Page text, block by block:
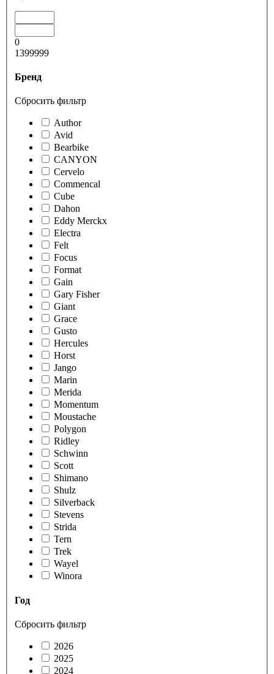
0
1399999
Бренд
Сбросить фильтр
Author
Avid
Bearbike
CANYON
Cervelo
Commencal
Cube
Dahon
Eddy Merckx
Electra
Felt
Focus
Format
Gain
Gary Fisher
Giant
Grace
Gusto
Hercules
Horst
Jango
Marin
Merida
Momentum
Moustache
Polygon
Ridley
Schwinn
Scott
Shimano
Shulz
Silverback
Stevens
Strida
Tern
Trek
Wayel
Winora
Год
Сбросить фильтр
2026
2025
2024